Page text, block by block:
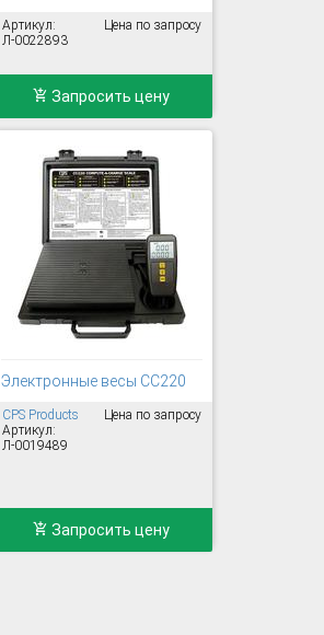
Артикул:
Л-0022893
Цена по запросу
Запросить цену
Электронные весы CC220
CPS Products
Артикул:
Л-0019489
Цена по запросу
Запросить цену